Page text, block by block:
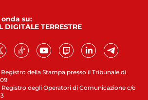
della Stampa presso il Tribunale di
degli Operatori di Comunicazione c/o
onda su:
DIGITALE TERRESTRE